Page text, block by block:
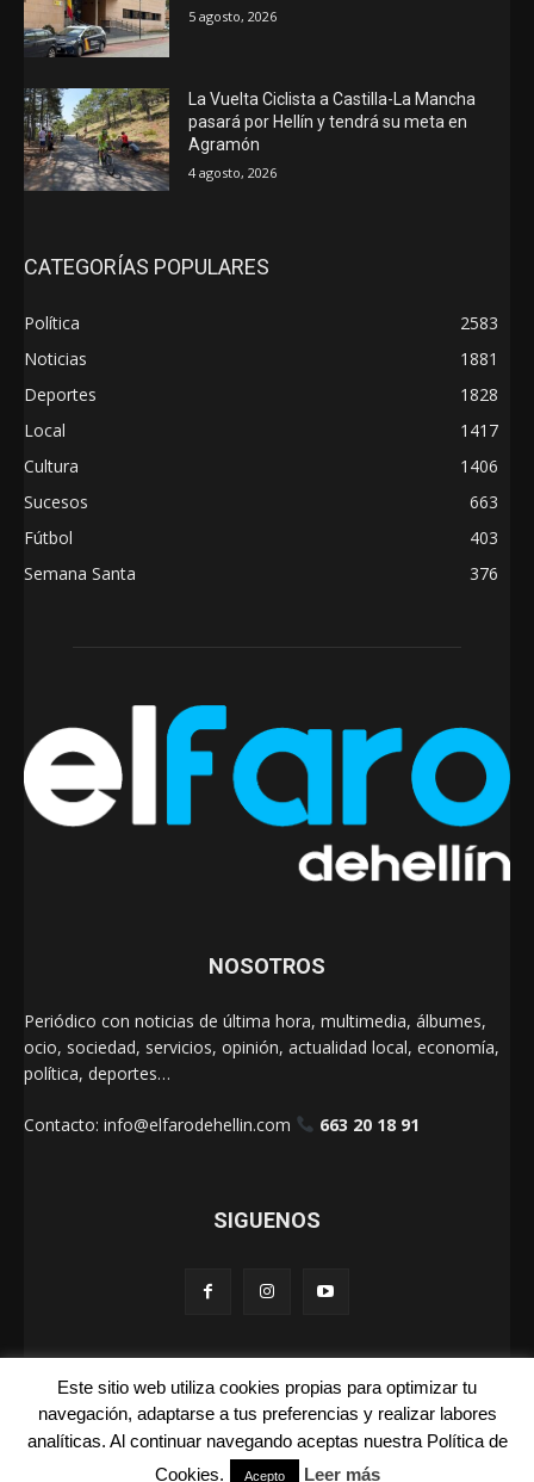
5 agosto, 2026
La Vuelta Ciclista a Castilla-La Mancha
pasará por Hellín y tendrá su meta en
Agramón
4 agosto, 2026
CATEGORÍAS POPULARES
Política
2583
Noticias
1881
Deportes
1828
Local
1417
Cultura
1406
Sucesos
663
Fútbol
403
Semana Santa
376
NOSOTROS
Periódico con noticias de última hora, multimedia, álbumes,
ocio, sociedad, servicios, opinión, actualidad local, economía,
política, deportes…
Contacto: info@elfarodehellin.com 663 20 18 91
SIGUENOS
El Faro de Hellín 2025
Galerías Cartas La Foto de la Semana
Quienes Somos
Este sitio web utiliza cookies propias para optimizar tu
navegación, adaptarse a tus preferencias y realizar labores
analíticas. Al continuar navegando aceptas nuestra Política de
Cookies.
Acepto Leer más